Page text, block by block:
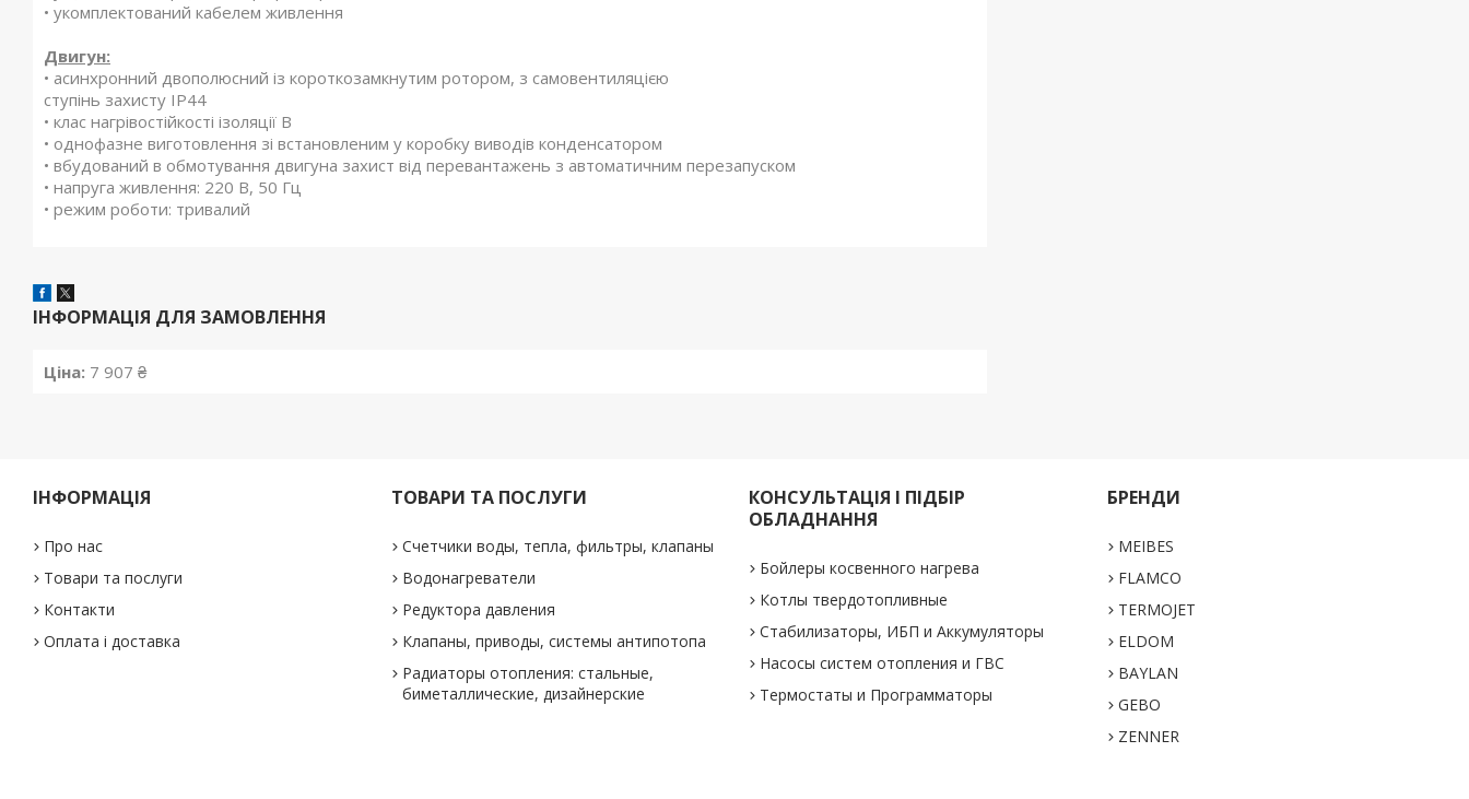
• укомплектований кабелем живлення
Двигун:
• асинхронний двополюсний із короткозамкнутим ротором, з самовентиляцією
ступінь захисту IP44
• клас нагрівостійкості ізоляції В
• однофазне виготовлення зі встановленим у коробку виводів конденсатором
• вбудований в обмотування двигуна захист від перевантажень з автоматичним перезапуском
• напруга живлення: 220 В, 50 Гц
• режим роботи: тривалий
ІНФОРМАЦІЯ ДЛЯ ЗАМОВЛЕННЯ
Ціна: 7 907 ₴
ІНФОРМАЦІЯ
Про нас
Товари та послуги
Контакти
Оплата і доставка
ТОВАРИ ТА ПОСЛУГИ
Счетчики воды, тепла, фильтры, клапаны
Водонагреватели
Редуктора давления
Клапаны, приводы, системы антипотопа
Радиаторы отопления: стальные,
биметаллические, дизайнерские
КОНСУЛЬТАЦІЯ І ПІДБІР
ОБЛАДНАННЯ
Бойлеры косвенного нагрева
Котлы твердотопливные
Стабилизаторы, ИБП и Аккумуляторы
Насосы систем отопления и ГВС
Термостаты и Программаторы
БРЕНДИ
MEIBES
FLAMCO
TERMOJET
ELDOM
BAYLAN
GEBO
ZENNER